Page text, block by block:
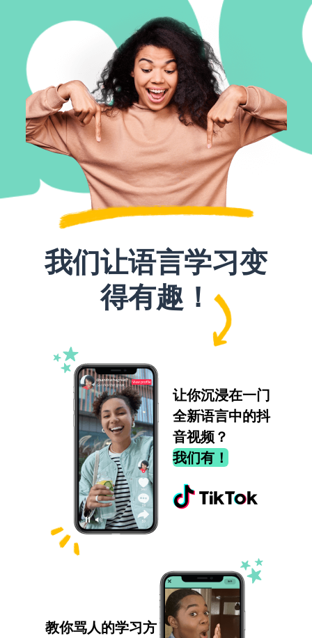
我们让语言学习变
得有趣！
让你沉浸在一门
全新语言中的抖
音视频？
我们有！
教你骂人的学习方